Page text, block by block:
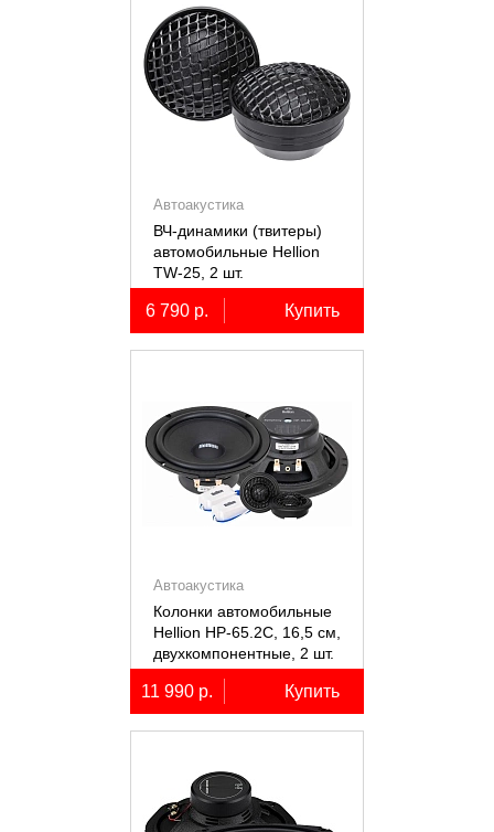
Автоакустика
ВЧ-динамики (твитеры)
автомобильные Hellion
TW-25, 2 шт.
6 790 р. Купить
Автоакустика
Колонки автомобильные
Hellion HP-65.2С, 16,5 см,
двухкомпонентные, 2 шт.
11 990 р. Купить